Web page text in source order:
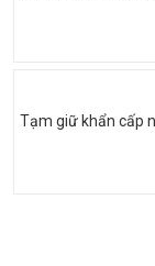
Tạm giữ khẩn cấp